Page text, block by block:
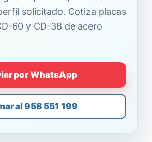
solicitado. Cotiza placas
60 y CD-38 de acero
por WhatsApp
al 958 551 199